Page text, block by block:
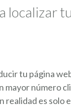
localizar
tu página
mayor número
realidad es solo